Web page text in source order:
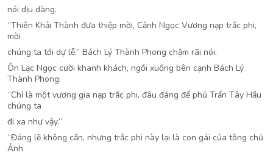
nói dịu dàng.
“Thiên Khải Thành đưa thiệp mời, Cảnh Ngọc Vương nạp trắc phi,
mời
chúng ta tới dự lễ.” Bách Lý Thành Phong chậm rãi nói.
Ôn Lạc Ngọc cười khanh khách, ngồi xuống bên cạnh Bách Lý
Thành Phong:
“Chỉ là một vương gia nạp trắc phi, đâu đáng để phủ Trấn Tây Hầu
chúng ta
đi xa như vậy.”
“Đáng lẽ không cần, nhưng trắc phi này lại là con gái của tông chủ
Ảnh